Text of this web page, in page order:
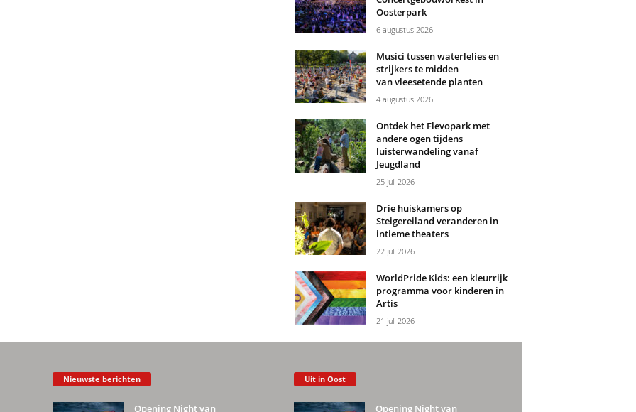
Oosterpark
6 augustus 2026
Musici tussen waterlelies en
strijkers te midden
van vleesetende planten
4 augustus 2026
Ontdek het Flevopark met
andere ogen tijdens
luisterwandeling vanaf
Jeugdland
25 juli 2026
Drie huiskamers op
Steigereiland veranderen in
intieme theaters
22 juli 2026
WorldPride Kids: een kleurrijk
programma voor kinderen in
Artis
21 juli 2026
Nieuwste berichten
Opening Night van
Uit in Oost
Opening Night van